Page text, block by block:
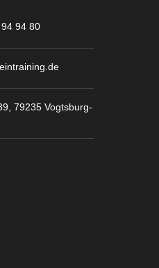
94 80
79235 Vogtsburg-